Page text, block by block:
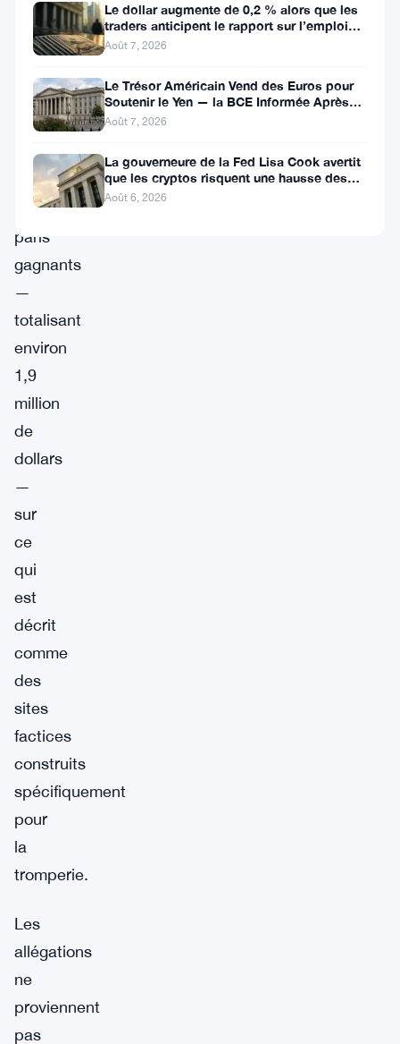
contenu
mettre
scène
faux
paris
gagnants
—
totalisant
environ
1,9
million
de
dollars
—
sur
ce
qui
est
décrit
comme
des
sites
factices
construits
spécifiquement
pour
la
tromperie.
Les
allégations
ne
proviennent
pas
Le dollar augmente de 0,2 % alors que les
traders anticipent le rapport sur l’emploi
aux États-Unis
Août 7, 2026
Le Trésor Américain Vend des Euros pour
Soutenir le Yen — la BCE Informée Après
Coup
Août 7, 2026
La gouverneure de la Fed Lisa Cook avertit
que les cryptos risquent une hausse des
taux
Août 6, 2026